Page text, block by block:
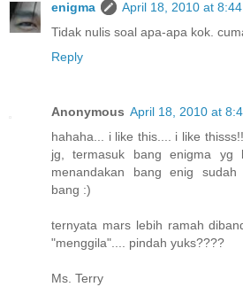
enigma
April 18, 2010 at 8:44
Tidak nulis soal apa-apa kok.
Reply
Anonymous April 18, 2010 at
hahaha... i like this.... i like
jg, termasuk bang enigma yg
menandakan bang enig
bang :)
ternyata mars lebih ramah
"menggila".... pindah yuks????
Ms. Terry